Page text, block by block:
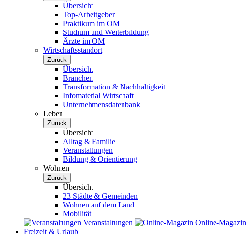
Übersicht
Top-Arbeitgeber
Praktikum im OM
Studium und Weiterbildung
Ärzte im OM
Wirtschaftsstandort
Zurück
Übersicht
Branchen
Transformation & Nachhaltigkeit
Infomaterial Wirtschaft
Unternehmensdatenbank
Leben
Zurück
Übersicht
Alltag & Familie
Veranstaltungen
Bildung & Orientierung
Wohnen
Zurück
Übersicht
23 Städte & Gemeinden
Wohnen auf dem Land
Mobilität
Veranstaltungen
Online-Magazin
Freizeit & Urlaub